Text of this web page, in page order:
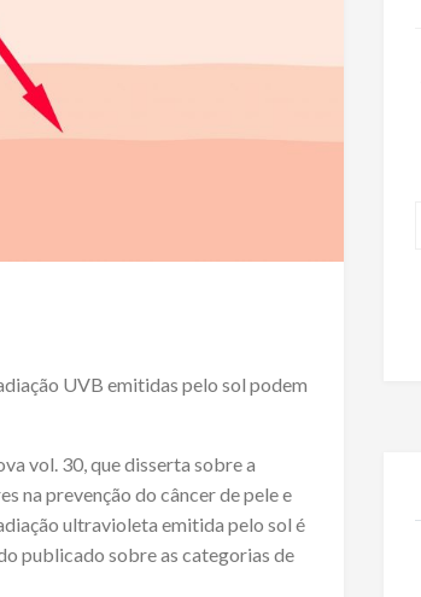
UVB emitidas pelo sol podem
vol. 30, que disserta sobre a
na prevenção do câncer de pele e
ultravioleta emitida pelo sol é
publicado sobre as categorias de